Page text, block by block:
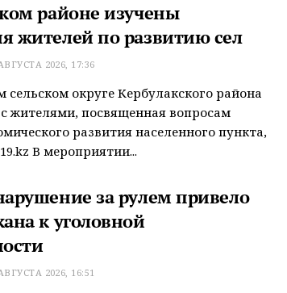
районе изучены
жителей по развитию сел
2026, 17:36
сельском округе Кербулакского района
жителями, посвященная вопросам
развития населенного пункта,
В мероприятии...
за рулем привело
к уголовной
2026, 16:51